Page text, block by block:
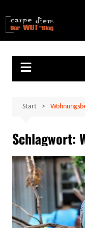
Inhalt
springen
carpe diem
Start
Schlagwort: